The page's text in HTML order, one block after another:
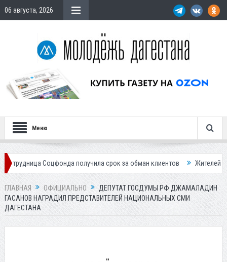
06 августа, 2026
Меню
получила срок за обман клиентов Жителей Дагестана
ГЛАВНАЯ ОФИЦИАЛЬНО
ДЕПУТАТ ГОСДУМЫ РФ ДЖАМАЛАДИН
ГАСАНОВ НАГРАДИЛ ПРЕДСТАВИТЕЛЕЙ НАЦИОНАЛЬНЫХ СМИ
ДАГЕСТАНА